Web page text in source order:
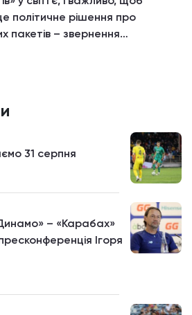
31 серпня
– «Карабах»
Ігоря
політичне рішення про
пакетів – звернення